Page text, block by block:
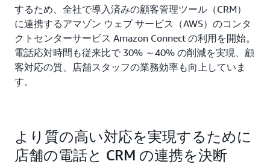
するため、全社で導入済みの顧客管理ツール（CRM）
に連携するアマゾン ウェブ サービス（AWS）のコンタ
クトセンターサービス Amazon Connect の利用を開始。
電話応対時間も従来比で 30% ～40% の削減を実現、顧
客対応の質、店舗スタッフの業務効率も向上していま
す。
より質の高い対応を実現するために
店舗の電話と CRM の連携を決断